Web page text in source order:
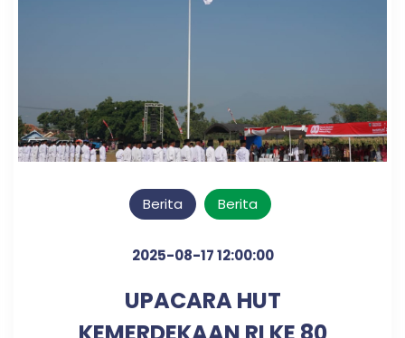
Berita Berita
2025-08-17 12:00:00
UPACARA HUT